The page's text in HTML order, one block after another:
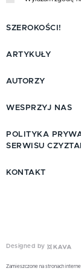
SZEROKOŚCI!
ARTYKUŁY
AUTORZY
WESPRZYJ NAS
POLITYKA
SERWISU
KONTAKT
Designed by
Zamieszczone na stronach